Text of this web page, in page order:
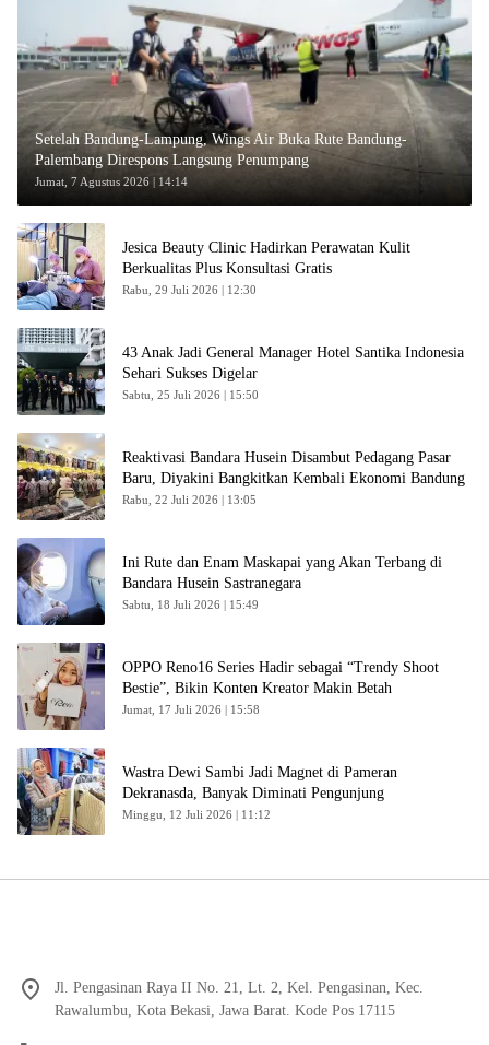
Setelah Bandung-Lampung, Wings Air Buka Rute Bandung-
Palembang Direspons Langsung Penumpang
Jumat, 7 Agustus 2026 | 14:14
Jesica Beauty Clinic Hadirkan Perawatan Kulit
Berkualitas Plus Konsultasi Gratis
Rabu, 29 Juli 2026 | 12:30
43 Anak Jadi General Manager Hotel Santika Indonesia
Sehari Sukses Digelar
Sabtu, 25 Juli 2026 | 15:50
Reaktivasi Bandara Husein Disambut Pedagang Pasar
Baru, Diyakini Bangkitkan Kembali Ekonomi Bandung
Rabu, 22 Juli 2026 | 13:05
Ini Rute dan Enam Maskapai yang Akan Terbang di
Bandara Husein Sastranegara
Sabtu, 18 Juli 2026 | 15:49
OPPO Reno16 Series Hadir sebagai “Trendy Shoot
Bestie”, Bikin Konten Kreator Makin Betah
Jumat, 17 Juli 2026 | 15:58
Wastra Dewi Sambi Jadi Magnet di Pameran
Dekranasda, Banyak Diminati Pengunjung
Minggu, 12 Juli 2026 | 11:12
Jl. Pengasinan Raya II No. 21, Lt. 2, Kel. Pengasinan, Kec.
Rawalumbu, Kota Bekasi, Jawa Barat. Kode Pos 17115